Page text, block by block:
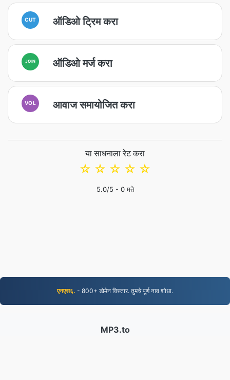
CUT ऑडिओ ट्रिम करा
JOIN ऑडिओ मर्ज करा
VOL आवाज समायोजित करा
या साधनाला रेट करा
☆
☆
☆
☆
☆
5.0/5 - 0मते
एनएस६. - 800+ डोमेन विस्तार. तुमचे पूर्ण नाव शोधा.
MP3.to